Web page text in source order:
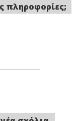
πληροφορίες;